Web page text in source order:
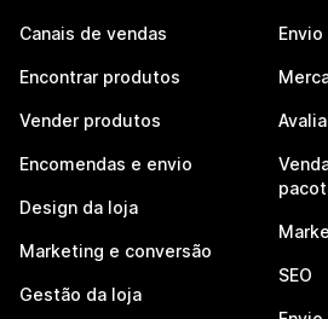
Canais de vendas
Encontrar produtos
Vender produtos
Encomendas e envio
Design da loja
Marketing e conversão
Gestão da loja
SEO